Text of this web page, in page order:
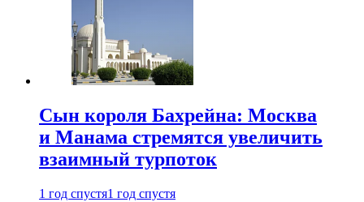
Сын короля Бахрейна: Москва
и Манама стремятся увеличить
взаимный турпоток
1 год спустя1 год спустя